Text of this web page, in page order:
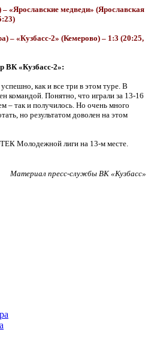
«Ярославские медведи» (Ярославская
– «Кузбасс-2» (Кемерово) – 1:3 (20:25,
ВК «Кузбасс-2»:
как и все три в этом туре. В
командой. Понятно, что играли за 13-16
– так и получилось. Но очень много
но результатом доволен на этом
Молодежной лиги на 13-м месте.
Материал пресс-службы ВК «Кузбасс»